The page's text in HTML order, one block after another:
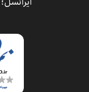
ایرانسل؛